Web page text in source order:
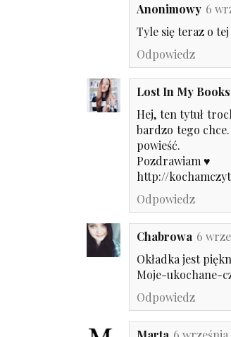
Anonimowy 6
Tyle się teraz o
Odpowiedz
Lost In My Books
Hej, ten tytuł
bardzo tego
powieść.
Pozdrawiam ♥
http://
Odpowiedz
Chabrowa 6
Okładka jest
Moje-ukochane-
Odpowiedz